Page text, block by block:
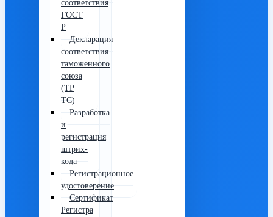
соответствия
ГОСТ
Р
Декларация
соответствия
таможенного
союза
(ТР
ТС)
Разработка
и
регистрация
штрих-
кода
Регистрационное
удостоверение
Сертификат
Регистра